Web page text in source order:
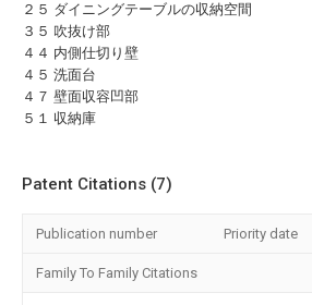
２５ ダイニングテーブルの収納空間
３５ 吹抜け部
４４ 内側仕切り壁
４５ 洗面台
４７ 壁面収容凹部
５１ 収納庫
Patent Citations (7)
Publication number Priority date
Family To Family Citations